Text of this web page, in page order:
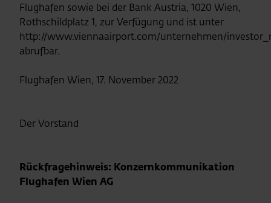
Flughafen sowie bei der Bank Austria, 1020 Wien,
Rothschildplatz 1, zur Verfügung und ist unter
http://www.viennaairport.com/unternehmen/
abrufbar.
Flughafen Wien, 17. November 2022
Der Vorstand
Rückfragehinweis: Konzernkommunikation
Flughafen Wien AG